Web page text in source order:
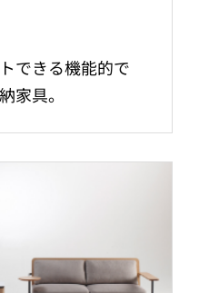
できる機能的で
家具。